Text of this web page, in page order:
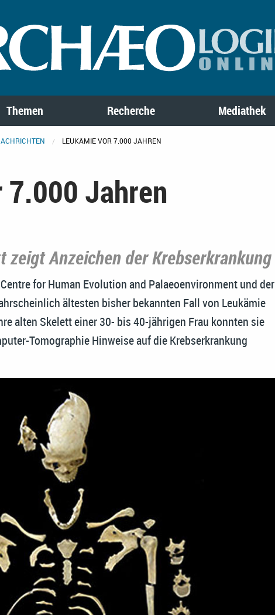
Themen Recherche Mediathek
LEUKÄMIE VOR 7.000 JAHREN
Jahren
zeigt Anzeichen der Krebserkrankung
for Human Evolution and Palaeoenvironment und der
ältesten bisher bekannten Fall von Leukämie
alten Skelett einer 30- bis 40-jährigen Frau konnten sie
Tomographie Hinweise auf die Krebserkrankung